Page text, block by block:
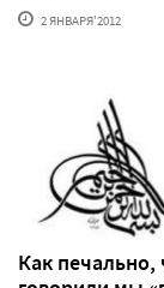
2 ЯНВАРЯ'2012
Как печально,